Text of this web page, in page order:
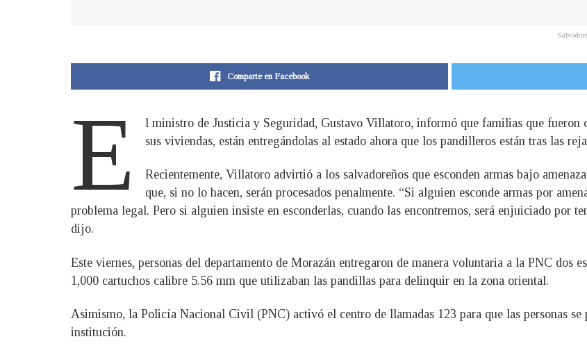
Comparte en Facebook
E
l ministro de Justicia y Seguridad, Gustavo Villatoro, informó que familias que fueron
sus viviendas, están entregándolas al estado ahora que los pandilleros están tras las
Recientemente, Villatoro advirtió a los salvadoreños que esconden armas bajo
que, si no lo hacen, serán procesados penalmente. “Si alguien esconde armas por
problema legal. Pero si alguien insiste en esconderlas, cuando las encontremos, será enjuiciado por
dijo.
Este viernes, personas del departamento de Morazán entregaron de manera voluntaria a la PNC dos
1,000 cartuchos calibre 5.56 mm que utilizaban las pandillas para delinquir en la zona oriental.
Asimismo, la Policía Nacional Civil (PNC) activó el centro de llamadas 123 para que las personas se
institución.